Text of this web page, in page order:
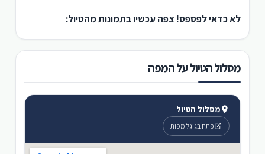
לא כדאי לפספס! צפה עכשיו בתמונות מהטיול:
מסלול הטיול על המפה
מסלול הטיול
פתח בגוגל מפות